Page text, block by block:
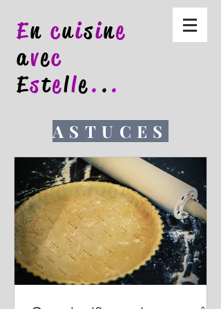
En cuisine
avec
Estelle. ..
ASTUCES